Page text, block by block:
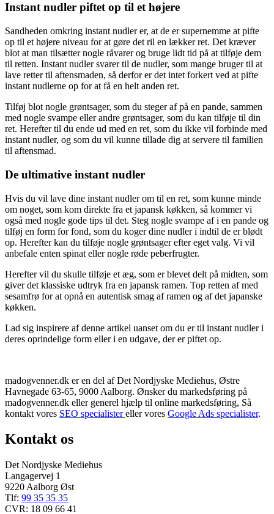
Instant nudler piftet op til et højere
Sandheden omkring instant nudler er, at de er supernemme at pifte
op til et højere niveau for at gøre det ril en lækker ret. Det kræver
blot at man tilsætter nogle råvarer og bruge lidt tid på at tilføje dem
til retten. Instant nudler svarer til de nudler, som mange bruger til at
lave retter til aftensmaden, så derfor er det intet forkert ved at pifte
instant nudlerne op for at få en helt anden ret.
Tilføj blot nogle grøntsager, som du steger af på en pande, sammen
med nogle svampe eller andre grøntsager, som du kan tilføje til din
ret. Herefter til du ende ud med en ret, som du ikke vil forbinde med
instant nudler, og som du vil kunne tillade dig at servere til familien
til aftensmad.
De ultimative instant nudler
Hvis du vil lave dine instant nudler om til en ret, som kunne minde
om noget, som kom direkte fra et japansk køkken, så kommer vi
også med nogle gode tips til det. Steg nogle svampe af i en pande og
tilføj en form for fond, som du koger dine nudler i indtil de er blødt
op. Herefter kan du tilføje nogle grøntsager efter eget valg. Vi vil
anbefale enten spinat eller nogle røde peberfrugter.
Herefter vil du skulle tilføje et æg, som er blevet delt på midten, som
giver det klassiske udtryk fra en japansk ramen. Top retten af med
sesamfrø for at opnå en autentisk smag af ramen og af det japanske
køkken.
Lad sig inspirere af denne artikel uanset om du er til instant nudler i
deres oprindelige form eller i en udgave, der er piftet op.
madogvenner.dk er en del af Det Nordjyske Mediehus, Østre
Havnegade 63-65, 9000 Aalborg. Ønsker du markedsføring på
madogvenner.dk eller generel hjælp til online markedsføring, Så
kontakt vores SEO specialistereller vores Google Ads specialister.
Kontakt os
Det Nordjyske Mediehus
Langagervej 1
9220 Aalborg Øst
Tlf: 99 35 35 35
CVR: 18 09 66 41